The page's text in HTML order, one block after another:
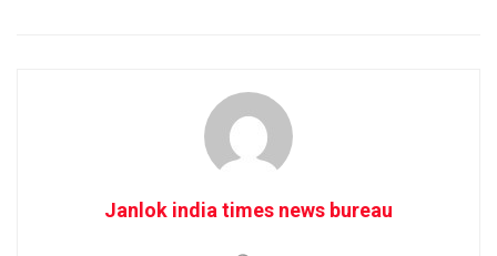
Janlok india times news bureau